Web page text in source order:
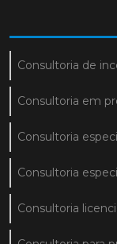
Consultoria de
Consultoria em
Consultoria
Consultoria
Consultoria